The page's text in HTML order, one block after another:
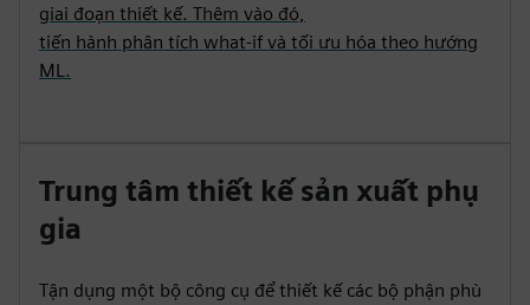
giai đoạn thiết kế. Thêm vào đó,
tiến hành phân tích what-if và tối ưu hóa theo hướng
ML.
Trung tâm thiết kế sản xuất phụ
gia
Tận dụng một bộ công cụ để thiết kế các bộ phận phù